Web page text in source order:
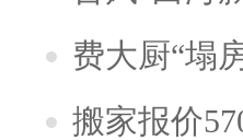
费大厨“塌
搬家报价